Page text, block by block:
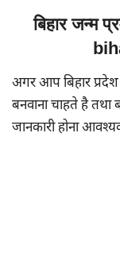
बिहार जन्म
अगर आप बिहार
बनवाना चाहते है
जानकारी होना